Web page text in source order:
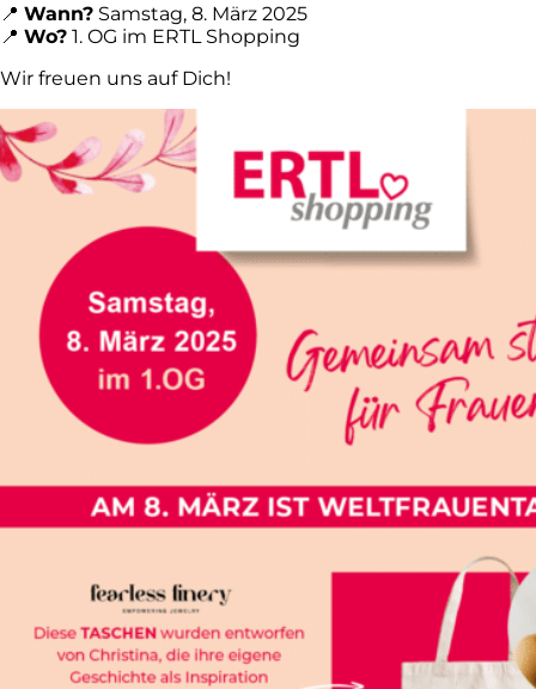
📍 Wann? Samstag, 8. März 2025
📍 Wo? 1. OG im ERTL Shopping
Wir freuen uns auf Dich!